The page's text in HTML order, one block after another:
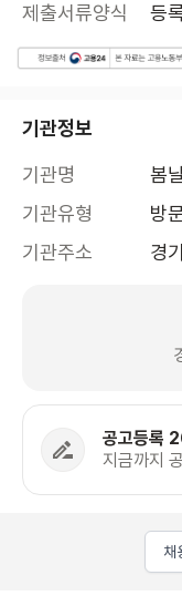
제출서류양식
등
기관정보
기관명
봄
기관유형
방
기관주소
경
공고등록
지금까지
채